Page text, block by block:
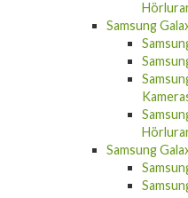
Samsung
Samsung